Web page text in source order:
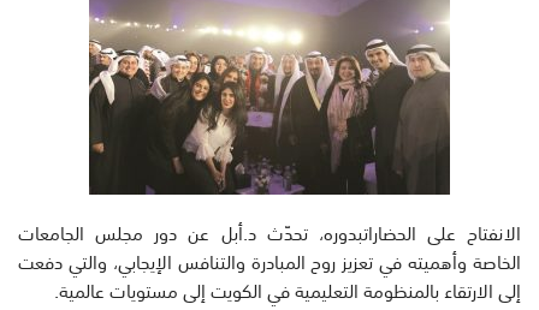
الانفتاح على الحضاراتبدوره، تحدّث د.أبل عن دور مجلس الجامعات
الخاصة وأهميته في تعزيز روح المبادرة والتنافس الإيجابي، والتي دفعت
إلى الارتقاء بالمنظومة التعليمية في الكويت إلى مستويات عالمية.